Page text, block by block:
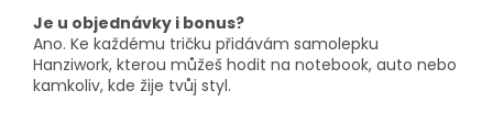
Je u objednávky i bonus?
Ano. Ke každému tričku přidávám samolepku
Hanziwork, kterou můžeš hodit na notebook, auto nebo
kamkoliv, kde žije tvůj styl.